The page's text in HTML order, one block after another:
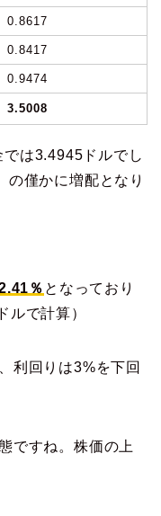
0.8617
0.8417
0.9474
3.5008
は3.4945ドルでし
僅かに増配となり
％ となっており
ルで計算）
利回りは3%を下回
ですね。株価の上